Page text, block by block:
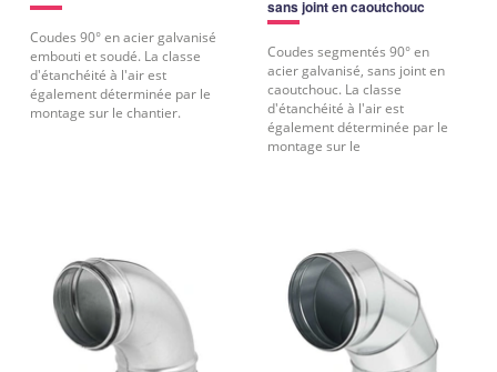
Coudes 90° en acier galvanisé
embouti et soudé. La classe
d'étanchéité à l'air est
également déterminée par le
montage sur le chantier.
sans joint en caoutchouc
Coudes segmentés 90° en
acier galvanisé, sans joint en
caoutchouc. La classe
d'étanchéité à l'air est
également déterminée par le
montage sur le